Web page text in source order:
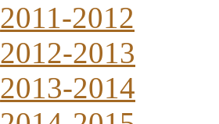
2011-2012
2012-2013
2013-2014